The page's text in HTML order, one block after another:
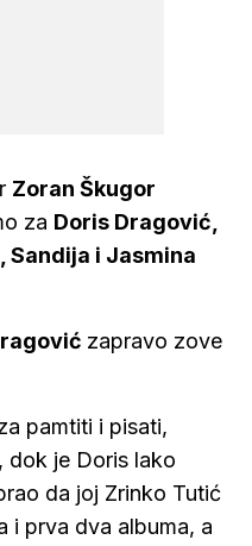
Zoran Škugor
za Doris Dragović,
Sandija i Jasmina
zapravo zove
pamtiti i pisati,
dok je Doris lako
da joj Zrinko Tutić
i prva dva albuma, a